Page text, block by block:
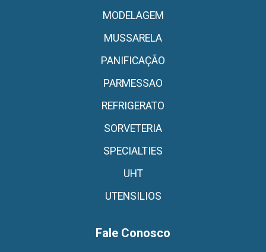
MODELAGEM
MUSSARELA
PANIFICAÇÃO
PARMESSAO
REFRIGERATO
SORVETERIA
SPECIALTIES
UHT
UTENSILIOS
Fale Conosco